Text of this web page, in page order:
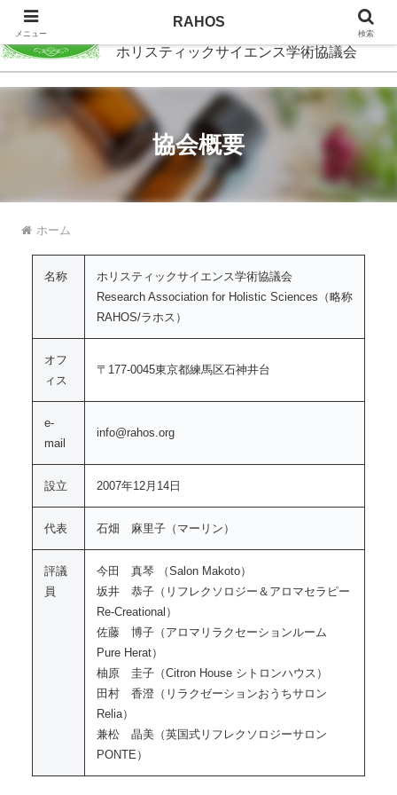
RAHOS
ホリスティックサイエンス学術協議会
協会概要
ホーム
名称
ホリスティックサイエンス学術協議会
Research Association for Holistic Sciences（略称
RAHOS/ラホス）
オフ
ィス
〒177-0045東京都練馬区石神井台
e-
mail
info@rahos.org
設立 2007年12月14日
代表 石畑 麻里子（マーリン）
評議
員
今田 真琴 （Salon Makoto）
坂井 恭子（リフレクソロジー＆アロマセラピー
Re-Creational）
佐藤 博子（アロマリラクセーションルーム
Pure Herat）
柚原 圭子（Citron House シトロンハウス）
田村 香澄（リラクゼーションおうちサロン
Relia）
兼松 晶美（英国式リフレクソロジーサロン
PONTE）
メニュー
RAHOS
検索